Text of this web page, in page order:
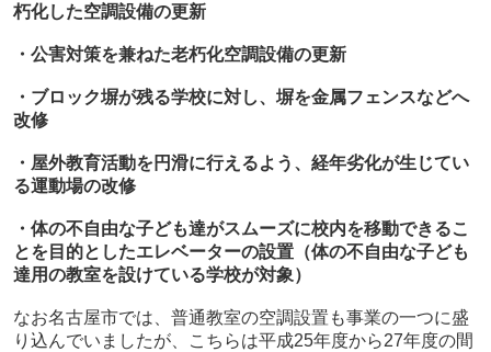
朽化した空調設備の更新
・公害対策を兼ねた老朽化空調設備の更新
・ブロック塀が残る学校に対し、塀を金属フェンスなどへ
改修
・屋外教育活動を円滑に行えるよう、経年劣化が生じてい
る運動場の改修
・体の不自由な子ども達がスムーズに校内を移動できるこ
とを目的としたエレベーターの設置（体の不自由な子ども
達用の教室を設けている学校が対象）
なお名古屋市では、普通教室の空調設置も事業の一つに盛
り込んでいましたが、こちらは平成25年度から27年度の間